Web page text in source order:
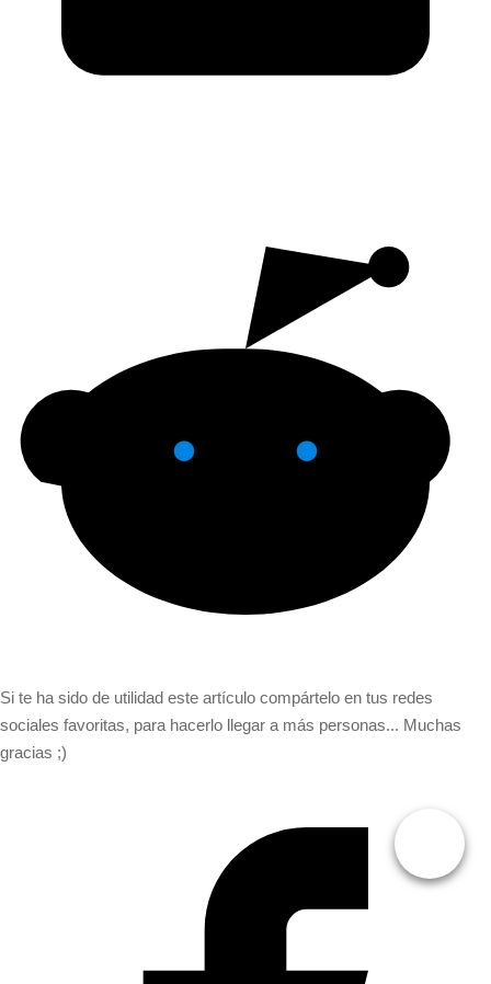
Si te ha sido de utilidad este artículo compártelo en tus redes
sociales favoritas, para hacerlo llegar a más personas... Muchas
gracias ;)